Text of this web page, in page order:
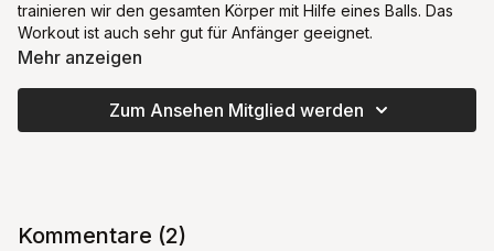
trainieren wir den gesamten Körper mit Hilfe eines Balls. Das
Workout ist auch sehr gut für Anfänger geeignet.
Mehr anzeigen
Zum Ansehen Mitglied werden
Kommentare (2)